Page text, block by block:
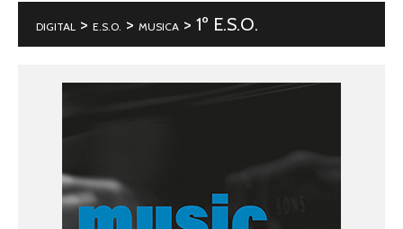
DIGITAL > E.S.O. > MUSICA > 1º E.S.O.